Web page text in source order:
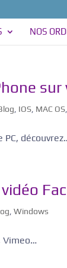
NOS
IOS MAC OS
,Windows
Vimeo…